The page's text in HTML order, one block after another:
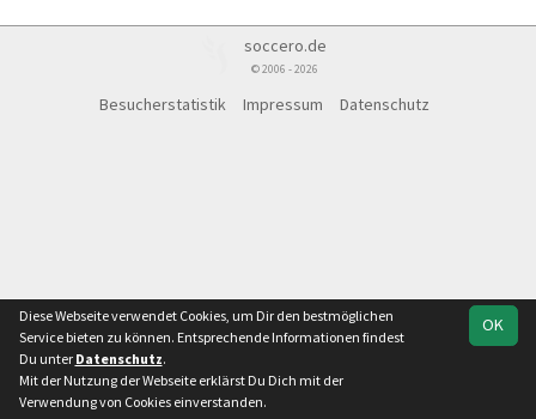
soccero.de
© 2006 - 2026
Besucherstatistik Impressum Datenschutz
OK
Diese Webseite verwendet Cookies, um Dir den bestmöglichen
Service bieten zu können. Entsprechende Informationen findest
Du unter Datenschutz.
Mit der Nutzung der Webseite erklärst Du Dich mit der
Verwendung von Cookies einverstanden.